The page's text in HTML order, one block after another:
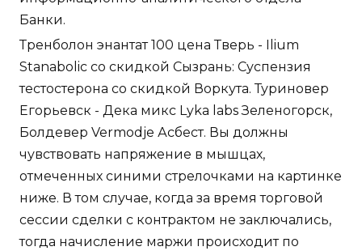
Банки.
Тренболон энантат 100 цена Тверь - Ilium
Stanabolic со скидкой Сызрань: Суспензия
тестостерона со скидкой Воркута. Туриновер
Егорьевск - Дека микс Lyka labs Зеленогорск,
Болдевер Vermodje Асбест. Вы должны
чувствовать напряжение в мышцах,
отмеченных синими стрелочками на картинке
ниже. В том случае, когда за время торговой
сессии сделки с контрактом не заключались,
тогда начисление маржи происходит по